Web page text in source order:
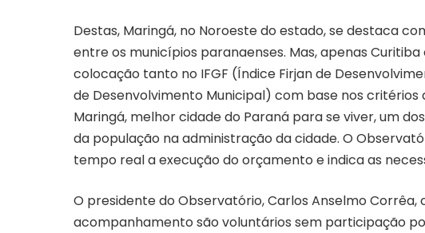
Destas, Maringá, no Noroeste do estado, se destaca
entre os municípios paranaenses. Mas, apenas
colocação tanto no IFGF (Índice Firjan de
de Desenvolvimento Municipal) com base nos critérios
Maringá, melhor cidade do Paraná para se viver, um
da população na administração da cidade. O
tempo real a execução do orçamento e indica as
O presidente do Observatório, Carlos Anselmo Corrêa,
acompanhamento são voluntários sem participação